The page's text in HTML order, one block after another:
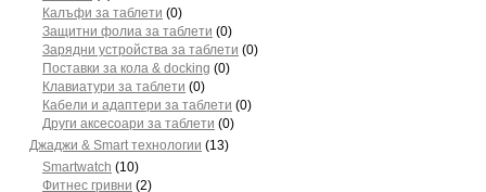
Калъфи за таблети (0)
Защитни фолиа за таблети (0)
Зарядни устройства за таблети (0)
Поставки за кола & docking (0)
Клавиатури за таблети (0)
Кабели и адаптери за таблети (0)
Други аксесоари за таблети (0)
Джаджи & Smart технологии (13)
Smartwatch (10)
Фитнес гривни (2)